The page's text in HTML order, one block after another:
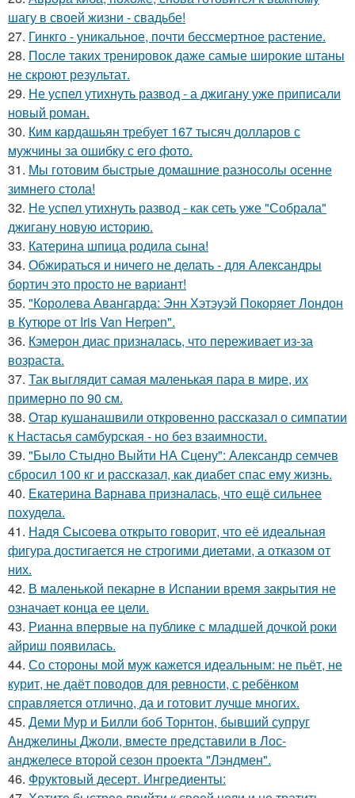
шагу в своей жизни - свадьбе!
27. Гинкго - уникальное, почти бессмертное растение.
28. После таких тренировок даже самые широкие штаны
не скроют результат.
29. Не успел утихнуть развод - а джигану уже приписали
новый роман.
30. Ким кардашьян требует 167 тысяч долларов с
мужчины за ошибку с его фото.
31. Мы готовим быстрые домашние разносолы осенне
зимнего стола!
32. Не успел утихнуть развод - как сеть уже "Собрала"
джигану новую историю.
33. Катерина шпица родила сына!
34. Обжираться и ничего не делать - для Александры
бортич это просто не вариант!
35. "Королева Авангарда: Энн Хэтэуэй Покоряет Лондон
в Кутюре от Iris Van Herpen".
36. Кэмерон диас призналась, что переживает из-за
возраста.
37. Так выглядит самая маленькая пара в мире, их
примерно по 90 см.
38. Отар кушанашвили откровенно рассказал о симпатии
к Настасья самбурская - но без взаимности.
39. "Было Стыдно Выйти НА Сцену": Александр семчев
сбросил 100 кг и рассказал, как диабет спас ему жизнь.
40. Екатерина Варнава призналась, что ещё сильнее
похудела.
41. Надя Сысоева открыто говорит, что её идеальная
фигура достигается не строгими диетами, а отказом от
них.
42. В маленькой пекарне в Испании время закрытия не
означает конца ее цели.
43. Рианна впервые на публике с младшей дочкой роки
айриш появилась.
44. Со стороны мой муж кажется идеальным: не пьёт, не
курит, не даёт поводов для ревности, с ребёнком
справляется отлично, да и готовит лучше многих.
45. Деми Мур и Билли боб Торнтон, бывший супруг
Анджелины Джоли, вместе представили в Лос-
анджелесе второй сезон проекта "Лэндмен".
46. Фруктовый десерт. Ингредиенты: